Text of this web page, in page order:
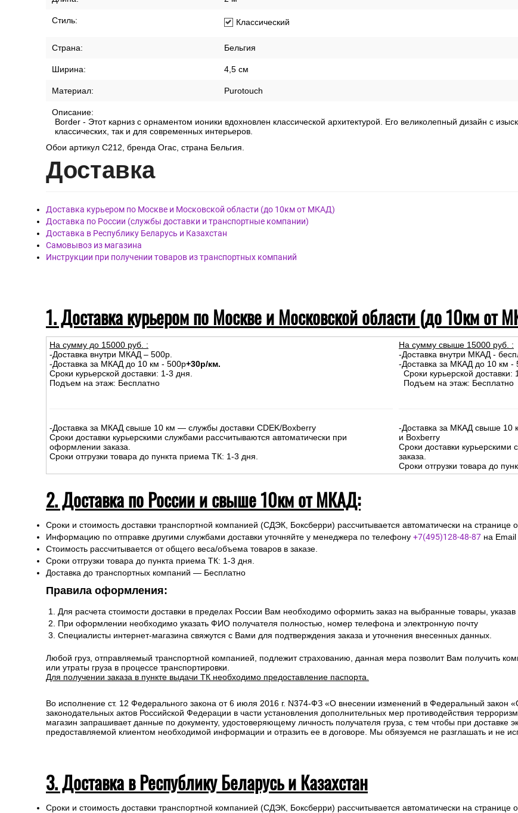
Стиль: Классический
Страна: Бельгия
Ширина: 4,5 см
Материал: Purotouch
Описание:
Border - Этот карниз с орнаментом ионики вдохновлен классической архитектурой. Его великолепный дизайн с
классических, так и для современных интерьеров.
Обои артикул C212, бренда Orac, страна Бельгия.
Доставка
Доставка курьером по Москве и Московской области (до 10км от МКАД)
Доставка по России (службы доставки и транспортные компании)
Доставка в Республику Беларусь и Казахстан
Самовывоз из магазина
Инструкции при получении товаров из транспортных компаний
1. Доставка курьером по Москве и Московской области (до 10км от
На сумму до 15000 руб. :
-Доставка внутри МКАД – 500р.
-Доставка за МКАД до 10 км - 500р+30р/км.
Сроки курьерской доставки: 1-3 дня.
Подъем на этаж: Бесплатно
-Доставка за МКАД свыше 10 км — службы доставки CDEK/Boxberry
Сроки доставки курьерскими службами рассчитываются автоматически при
оформлении заказа.
Сроки отгрузки товара до пункта приема ТК: 1-3 дня.
На сумму свыше 15000 руб. :
-Доставка внутри МКАД -
-Доставка за МКАД до 10 км -
Сроки курьерской доставки:
Подъем на этаж: Бесплатно
-Доставка за МКАД свыше 10
и Boxberry
Сроки доставки
заказа.
Сроки отгрузки товара до
2. Доставка по России и свыше 10км от МКАД:
Сроки и стоимость доставки транспортной компанией (СДЭК, Боксберри) рассчитывается автоматически на странице
Информацию по отправке другими службами доставки уточняйте у менеджера по телефону +7(495)128-48-87 на Email
Стоимость рассчитывается от общего веса/объема товаров в заказе.
Сроки отгрузки товара до пункта приема ТК: 1-3 дня.
Доставка до транспортных компаний — Бесплатно
Правила оформления:
Для расчета стоимости доставки в пределах России Вам необходимо оформить заказ на выбранные товары,
При оформлении необходимо указать ФИО получателя полностью, номер телефона и электронную почту
Специалисты интернет-магазина свяжутся с Вами для подтверждения заказа и уточнения внесенных данных.
Любой груз, отправляемый транспортной компанией, подлежит страхованию, данная мера позволит Вам получить
или утраты груза в процессе транспортировки.
Для получении заказа в пункте выдачи ТК необходимо предоставление паспорта.
Во исполнение ст. 12 Федерального закона от 6 июля 2016 г. N374-ФЗ «О внесении изменений в Федеральный закон
законодательных актов Российской Федерации в части установления дополнительных мер противодействия
магазин запрашивает данные по документу, удостоверяющему личность получателя груза, с тем чтобы при доставке
предоставляемой клиентом необходимой информации и отразить ее в договоре. Мы обязуемся не разглашать и не
3. Доставка в Республику Беларусь и Казахстан
Сроки и стоимость доставки транспортной компанией (СДЭК, Боксберри) рассчитывается автоматически на странице